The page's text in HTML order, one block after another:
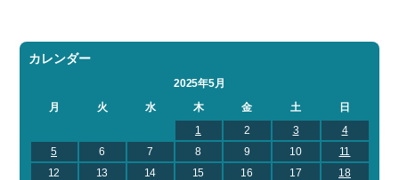
カレンダー
2025年5月
月
火 水 木 金 土
日
1
2 3
4
5
6 7 8 9 10
11
12
13 14 15 16 17
18